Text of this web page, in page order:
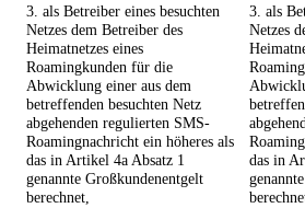
3. als Betreiber eines besuchten
Netzes dem Betreiber des
Heimatnetzes eines
Roamingkunden für die
Abwicklung einer aus dem
betreffenden besuchten Netz
abgehenden regulierten SMS-
Roamingnachricht ein höheres als
das in Artikel 4a Absatz 1
genannte Großkundenentgelt
berechnet,
3. als
Netzes
das in